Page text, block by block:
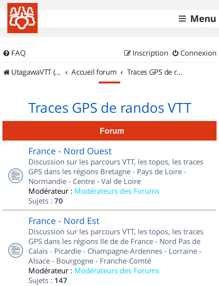
Menu
FAQ Connexion
Inscription
UtagawaVTT (Randos VTT et VTTAE avec traces GPS)
Accueil forum Traces GPS de randos VTT
Traces GPS de randos VTT
Forum
France - Nord Ouest
Discussion sur les parcours VTT, les topos, les traces
GPS dans les régions Bretagne - Pays de Loire -
Normandie - Centre - Val de Loire
Modérateur : Modérateurs des Forums
Sujets : 70
France - Nord Est
Discussion sur les parcours VTT, les topos, les traces
GPS dans les régions Ile de de France - Nord Pas de
Calais - Picardie - Champagne-Ardennes - Lorraine -
Alsace - Bourgogne - Franche-Comté
Modérateur : Modérateurs des Forums
Sujets : 147